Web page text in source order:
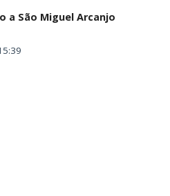
a São Miguel Arcanjo